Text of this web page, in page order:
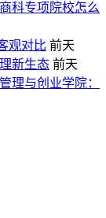
科专项院校怎么
观对比 前天
新生态 前天
理与创业学院：